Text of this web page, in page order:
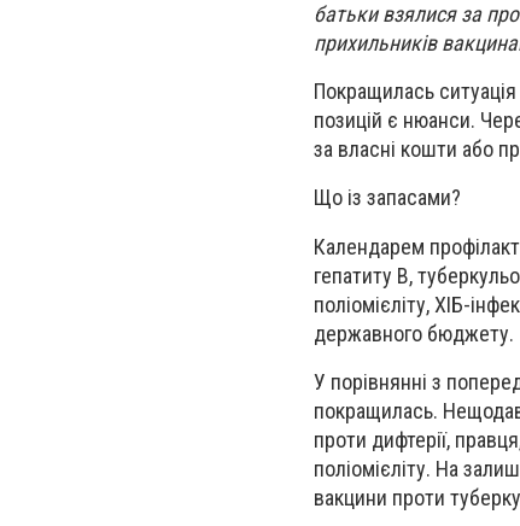
батьки взялися за
прихильників
Покращилась
позицій є нюанси.
за власні кошти або
Що із запасами?
Календарем
гепатиту В,
поліомієліту, ХІБ-
державного бюджету.
У порівнянні з
покращилась.
проти дифтерії,
поліомієліту. На
вакцини проти